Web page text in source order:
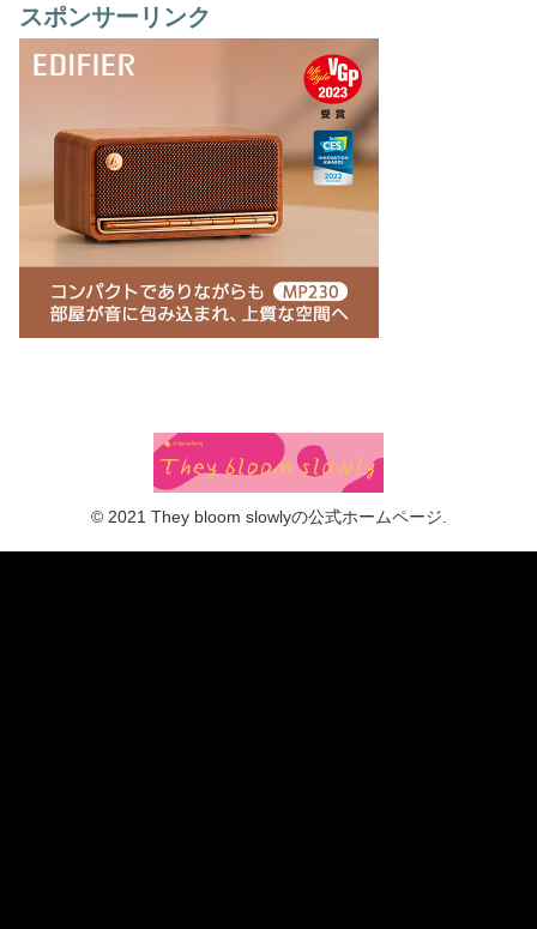
スポンサーリンク
© 2021 They bloom slowlyの公式ホームページ.